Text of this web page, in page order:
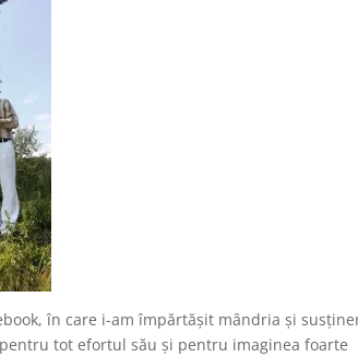
în care i-am împărtăşit mândria şi
tot efortul său şi pentru imaginea foarte